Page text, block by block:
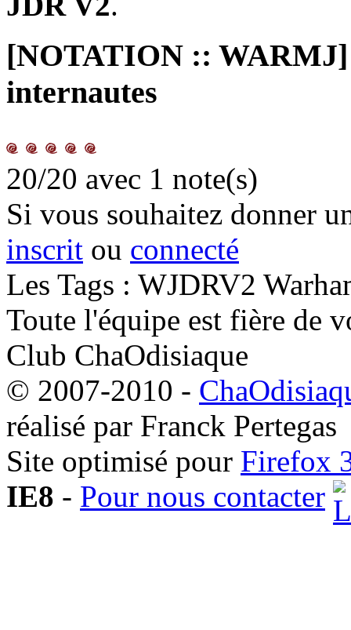
[NOTATION :: WARMJ]
internautes
20/20 avec 1 note(s)
Si vous souhaitez donner
inscrit ou connecté
Les Tags : WJDRV2
Toute l'équipe est fière de
Club ChaOdisiaque
© 2007-2010 -
réalisé par Franck Pertegas
Site optimisé pour Firefox
IE8 - Pour nous contacter